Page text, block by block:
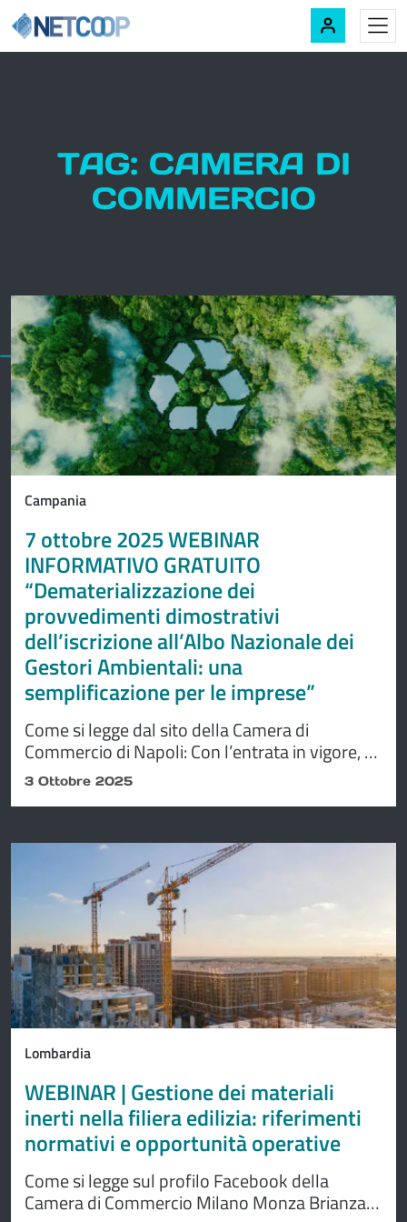
Navigazione principale
TAG: CAMERA DI
COMMERCIO
Campania
7 ottobre 2025 WEBINAR
INFORMATIVO GRATUITO
“Dematerializzazione dei
provvedimenti dimostrativi
dell’iscrizione all’Albo Nazionale dei
Gestori Ambientali: una
semplificazione per le imprese”
Come si legge dal sito della Camera di
Commercio di Napoli: Con l’entrata in vigore, a
partire dal 15 giugno 2023, della Delibera n. 1
del 13 febbraio 2023, le imprese non sono più
Nazionale dei Gestori Ambientali tramite
provvedimenti cartacei, ma possono utilizzare
il nuovo attestato QR CODE, leggibile tramite
3 Ottobre 2025
Lombardia
WEBINAR | Gestione dei materiali
inerti nella filiera edilizia: riferimenti
normativi e opportunità operative
Come si legge sul profilo Facebook della
Camera di Commercio Milano Monza Brianza